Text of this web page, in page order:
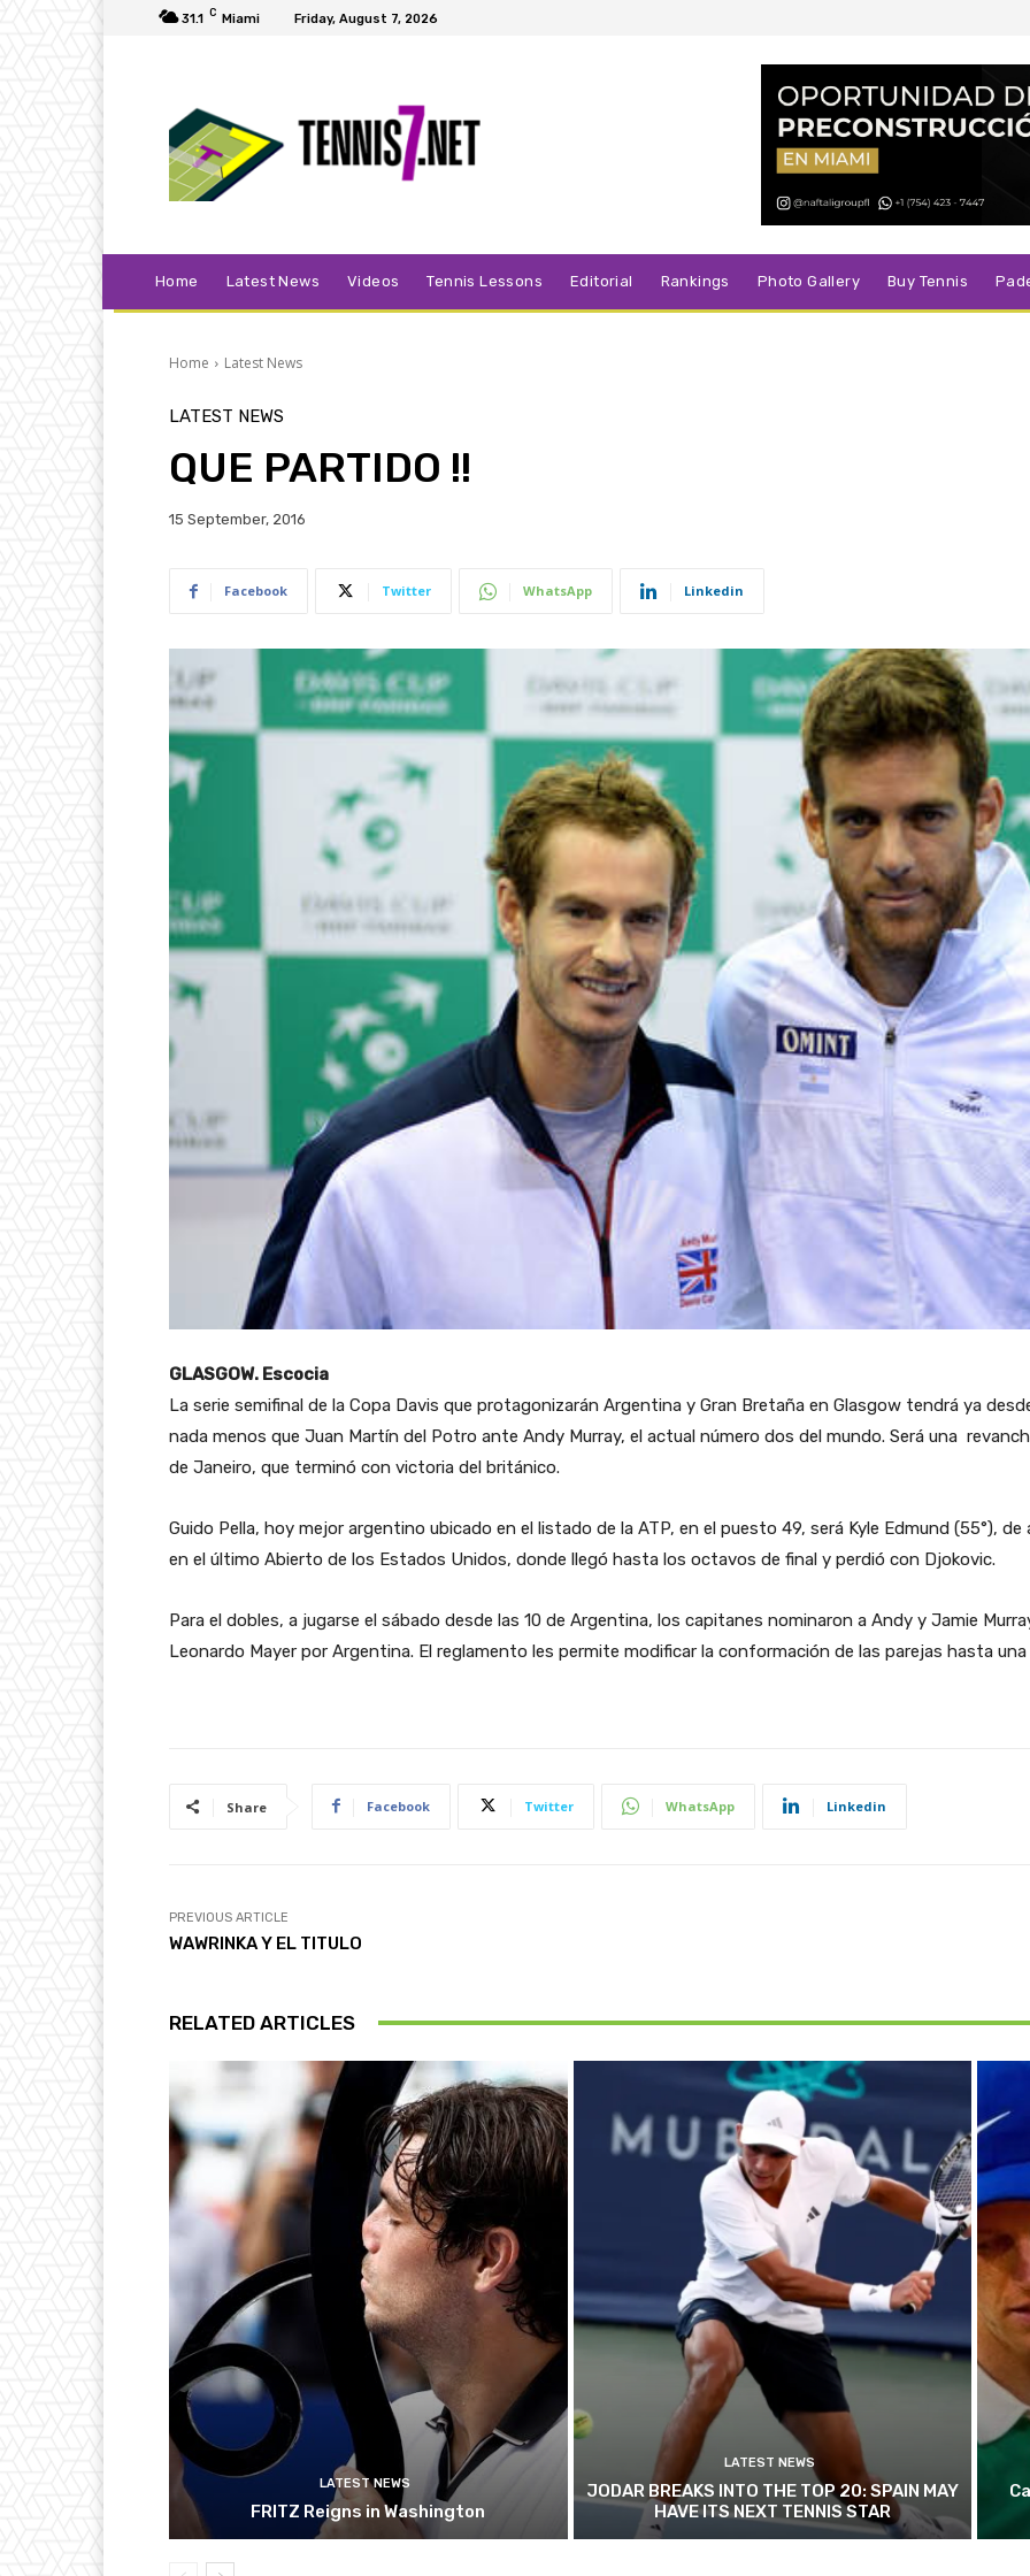
31.1 C Miami Friday, August 7, 2026
Home Latest News Videos Tennis Lessons Editorial Rankings Photo Gallery Buy Tennis
Home Latest News
LATEST NEWS
QUE PARTIDO !!
15 September, 2016
Facebook Twitter WhatsApp Linkedin
GLASGOW. Escocia
La serie semifinal de la Copa Davis que protagonizarán Argentina y Gran Bretaña en Glasgow tendrá ya
nada menos que Juan Martín del Potro ante Andy Murray, el actual número dos del mundo. Será una
de Janeiro, que terminó con victoria del británico.
Guido Pella, hoy mejor argentino ubicado en el listado de la ATP, en el puesto 49, será Kyle Edmund (55°),
en el último Abierto de los Estados Unidos, donde llegó hasta los octavos de final y perdió con Djokovic.
Para el dobles, a jugarse el sábado desde las 10 de Argentina, los capitanes nominaron a Andy y Jamie
Leonardo Mayer por Argentina. El reglamento les permite modificar la conformación de las parejas hasta
Share Facebook Twitter WhatsApp Linkedin
PREVIOUS ARTICLE
WAWRINKA Y EL TITULO
RELATED ARTICLES
LATEST NEWS
FRITZ Reigns in Washington
LATEST NEWS
JODAR BREAKS INTO THE TOP 20: SPAIN MAY
HAVE ITS NEXT TENNIS STAR